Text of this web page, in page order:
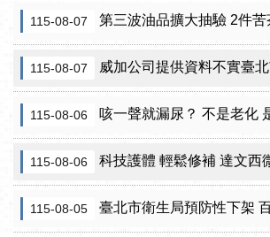
115-08-07 第三波油品擴大抽驗 2件
115-08-07 威加公司提供資料不實臺北
115-08-06 咳一聲就漏尿？ 不是老化
115-08-06 科技護體 輕鬆修補 達文西
115-08-05 臺北市衛生局預防性下架